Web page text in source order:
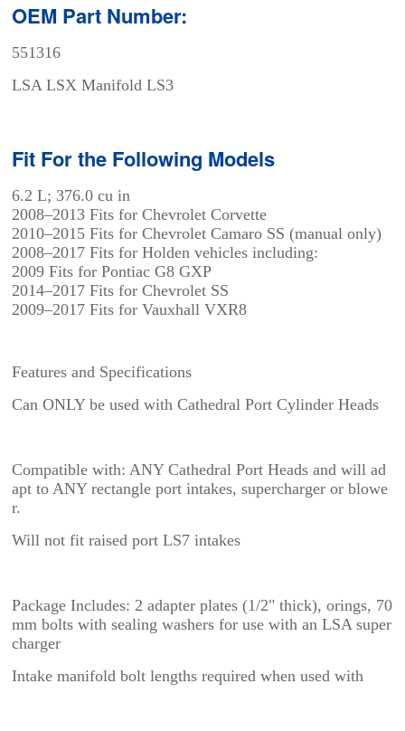
OEM Part Number:
551316
LSA LSX Manifold LS3
Fit For the Following Models
6.2 L; 376.0 cu in
2008–2013 Fits for Chevrolet Corvette
2010–2015Fits forChevrolet Camaro SS (manual only)
2008–2017Fits forHolden vehicles including:
2009Fits forPontiac G8 GXP
2014–2017Fits forChevrolet SS
2009–2017Fits forVauxhall VXR8
Features and Specifications
Can ONLY be used with Cathedral Port Cylinder Heads
Compatible with: ANY Cathedral Port Heads and will ad
apt to ANY rectangle port intakes, supercharger or blowe
r.
Will not fit raised port LS7 intakes
Package Includes: 2 adapter plates (1/2" thick), orings, 70
mm bolts with sealing washers for use with an LSA super
charger
Intake manifold bolt lengths required when used with